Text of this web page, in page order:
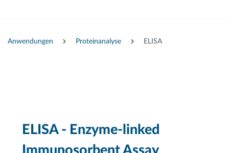
Anwendungen Proteinanalyse ELISA
ELISA - Enzyme-linked
Immunosorbent Assay